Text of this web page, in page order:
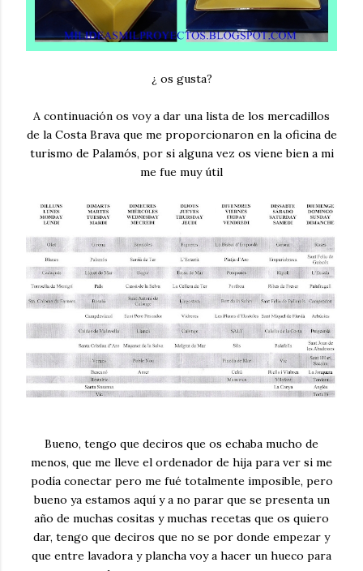
¿ os gusta?
A continuación os voy a dar una lista de los mercadillos
de la Costa Brava que me proporcionaron en la oficina de
turismo de Palamós, por si alguna vez os viene bien a mi
me fue muy útil
Bueno, tengo que deciros que os echaba mucho de
menos, que me lleve el ordenador de hija para ver si me
podía conectar pero me fué totalmente imposible, pero
bueno ya estamos aquí y a no parar que se presenta un
año de muchas cositas y muchas recetas que os quiero
dar, tengo que deciros que no se por donde empezar y
que entre lavadora y plancha voy a hacer un hueco para